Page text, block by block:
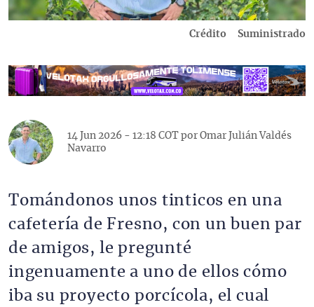
Crédito Suministrado
14 Jun 2026 - 12:18 COT por Omar Julián Valdés
Navarro
Tomándonos unos tinticos en una
cafetería de Fresno, con un buen par
de amigos, le pregunté
ingenuamente a uno de ellos cómo
iba su proyecto porcícola, el cual